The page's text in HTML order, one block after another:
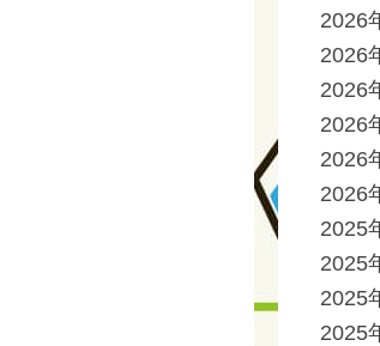
2026
2026
2026
2026
2026
2026
2025
2025
2025
2025